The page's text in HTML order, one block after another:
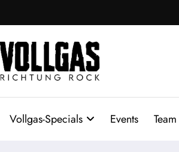
Vollgas-Specials Events Team